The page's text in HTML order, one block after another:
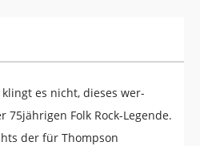
es nicht, dieses wer-
Folk Rock-Legende.
der für Thompson